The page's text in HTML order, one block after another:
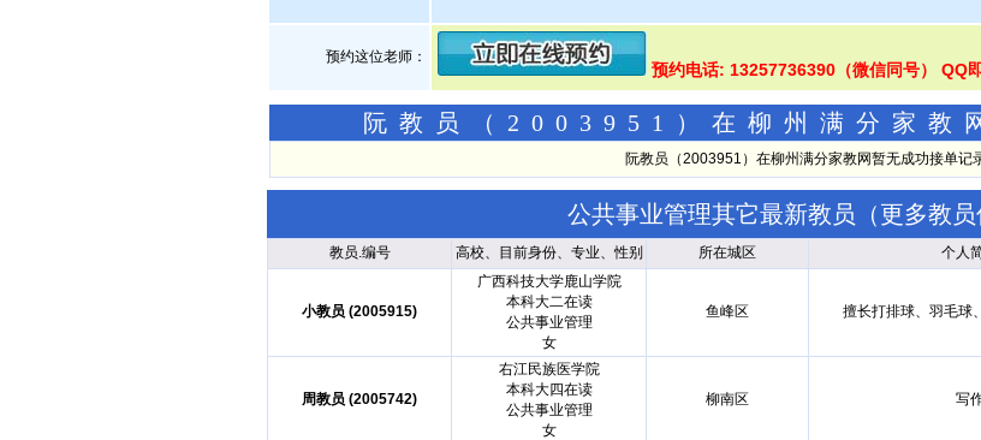
预约这位老师：
预约电话: 13257736390（微信同号） QQ
阮教员（2003951）在柳州满分家教
阮教员（2003951）在柳州满分家教网暂无成功接单记
公共事业管理其它最新教员（更多教员
教员.编号 高校、目前身份、专业、性别 所在城区 个人
小教员 (2005915)
广西科技大学鹿山学院
本科大二在读
公共事业管理
女
鱼峰区 擅长打排球、羽毛球
周教员 (2005742)
右江民族医学院
本科大四在读
公共事业管理
女
柳南区 写